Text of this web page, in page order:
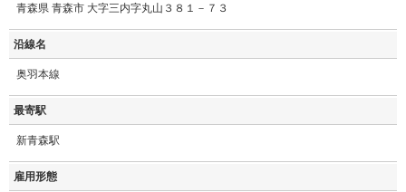
青森県 青森市 大字三内字丸山３８１－７３
沿線名
奥羽本線
最寄駅
新青森駅
雇用形態